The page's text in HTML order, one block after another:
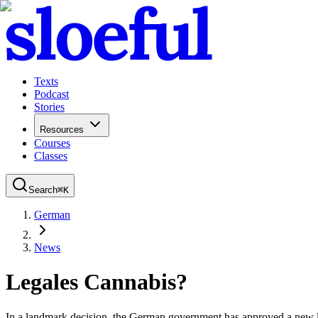
Texts
Podcast
Stories
Resources
Courses
Classes
Search⌘K
German
News
Legales Cannabis?